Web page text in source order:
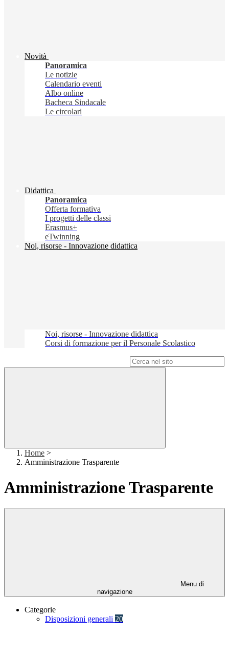
Novità
Panoramica
Le notizie
Calendario eventi
Albo online
Bacheca Sindacale
Le circolari
Didattica
Panoramica
Offerta formativa
I progetti delle classi
Erasmus+
eTwinning
Noi, risorse - Innovazione didattica
Noi, risorse - Innovazione didattica
Corsi di formazione per il Personale Scolastico
Home >
Amministrazione Trasparente
Amministrazione Trasparente
Menu di
navigazione
Categorie
Disposizioni generali 20